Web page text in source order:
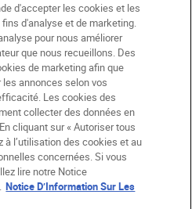
confidentialité
Store
les cookies
Accessibilité
d'accepter les cookies et les
d'analyse et de marketing.
pour nous améliorer
que nous recueillons. Des
de marketing afin que
annonces selon vos
Les cookies des
collecter des données en
cliquant sur « Autoriser tous
l’utilisation des cookies et au
concernées. Si vous
lire notre Notice
Notice D’Information Sur Les